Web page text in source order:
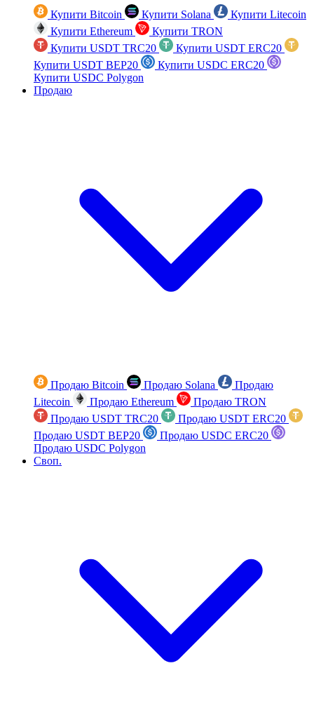
Купити Bitcoin Купити Solana
Купити Litecoin
Купити Ethereum
Купити TRON
Купити USDT TRC20
Купити USDT ERC20
Купити USDT BEP20
Купити USDC ERC20
Купити USDC Polygon
Продаю
Продаю Bitcoin Продаю Solana
Продаю
Litecoin
Продаю Ethereum
Продаю TRON
Продаю USDT TRC20
Продаю USDT ERC20
Продаю USDT BEP20
Продаю USDC ERC20
Продаю USDC Polygon
Своп.